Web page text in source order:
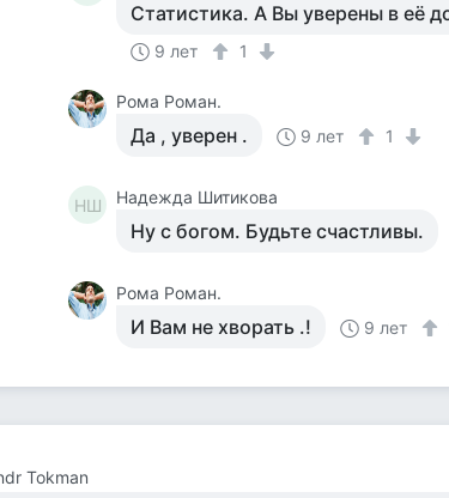
Статистика. А Вы уверены в её
9 лет 1
Рома Роман.
Да , уверен . 9 лет 1
НШ Надежда Шитикова
Ну с богом. Будьте счастливы.
Рома Роман.
И Вам не хворать .! 9 лет
Tokman